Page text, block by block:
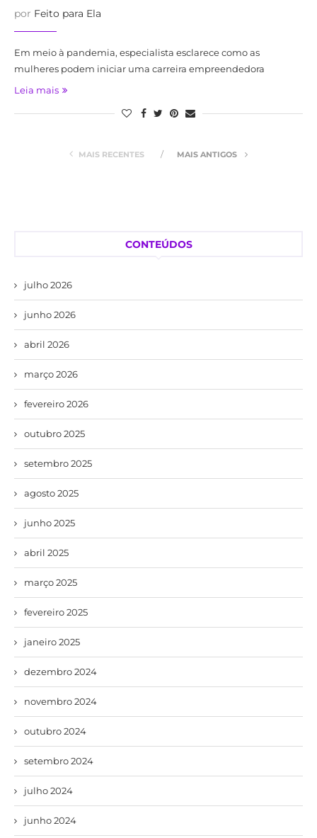
por Feito para Ela
Em meio à pandemia, especialista esclarece como as
mulheres podem iniciar uma carreira empreendedora
Leia mais
MAIS RECENTES MAIS ANTIGOS
CONTEÚDOS
julho 2026
junho 2026
abril 2026
março 2026
fevereiro 2026
outubro 2025
setembro 2025
agosto 2025
junho 2025
abril 2025
março 2025
fevereiro 2025
janeiro 2025
dezembro 2024
novembro 2024
outubro 2024
setembro 2024
julho 2024
junho 2024